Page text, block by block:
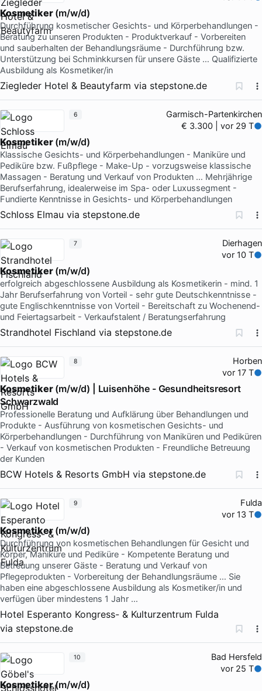
Kosmetiker(m/w/d)
Durchführung kosmetischer Gesichts- und Körperbehandlungen -
Beratung zu unseren Produkten - Produktverkauf - Vorbereiten
und sauberhalten der Behandlungsräume - Durchführung bzw.
Unterstützung bei Schminkkursen für unsere Gäste … Qualifizierte
Ausbildung als Kosmetiker/in
Ziegleder Hotel & Beautyfarm via stepstone.de
Garmisch-Partenkirchen
€ 3.300 | vor 29 T
Kosmetiker(m/w/d)
Klassische Gesichts- und Körperbehandlungen - Maniküre und
Pediküre bzw. Fußpflege - Make-Up - vorzugsweise klassische
Massagen - Beratung und Verkauf von Produkten … Mehrjährige
Berufserfahrung, idealerweise im Spa- oder Luxussegment -
Fundierte Kenntnisse in Gesichts- und Körperbehandlungen
Schloss Elmau via stepstone.de
6
Dierhagen
vor 10 T
Kosmetiker(m/w/d)
erfolgreich abgeschlossene Ausbildung als Kosmetikerin - mind. 1
Jahr Berufserfahrung von Vorteil - sehr gute Deutschkenntnisse -
gute Englischkenntnisse von Vorteil - Bereitschaft zu Wochenend-
und Feiertagsarbeit - Verkaufstalent / Beratungserfahrung
Strandhotel Fischland via stepstone.de
7
Horben
vor 17 T
Kosmetiker(m/w/d) | Luisenhöhe - Gesundheitsresort
Schwarzwald
Professionelle Beratung und Aufklärung über Behandlungen und
Produkte - Ausführung von kosmetischen Gesichts- und
Körperbehandlungen - Durchführung von Maniküren und Pediküren
- Verkauf von kosmetischen Produkten - Freundliche Betreuung
der Kunden
BCW Hotels & Resorts GmbH via stepstone.de
8
Fulda
vor 13 T
Kosmetiker(m/w/d)
Durchführung von kosmetischen Behandlungen für Gesicht und
Körper, Maniküre und Pediküre - Kompetente Beratung und
Betreuung unserer Gäste - Beratung und Verkauf von
Pflegeprodukten - Vorbereitung der Behandlungsräume … Sie
haben eine abgeschlossene Ausbildung als Kosmetiker/in und
verfügen über mindestens 1 Jahr …
Hotel Esperanto Kongress- & Kulturzentrum Fulda
via stepstone.de
9
Bad Hersfeld
vor 25 T
Kosmetiker(m/w/d)
10